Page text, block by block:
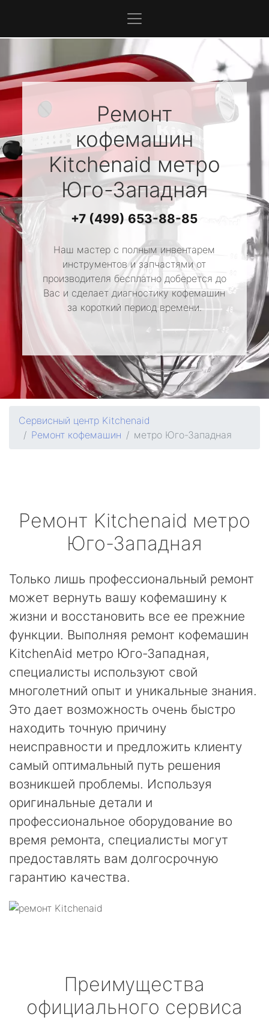
Ремонт
кофемашин
Kitchenaidметро
Юго-Западная
+7 (499) 653-88-85
Наш мастер с полным инвентарем
инструментов и запчастями от
производителя бесплатно доберется до
Вас и сделает диагностику кофемашин
за короткий период времени.
Сервисный центр Kitchenaid
Ремонт кофемашин
метро Юго-Западная
Ремонт Kitchenaid метро
Юго-Западная
Только лишь профессиональный ремонт
может вернуть вашу кофемашину к
жизни и восстановить все ее прежние
функции. Выполняя ремонт кофемашин
KitchenAid метро Юго-Западная,
специалисты используют свой
многолетний опыт и уникальные знания.
Это дает возможность очень быстро
находить точную причину
неисправности и предложить клиенту
самый оптимальный путь решения
возникшей проблемы. Используя
оригинальные детали и
профессиональное оборудование во
время ремонта, специалисты могут
предоставлять вам долгосрочную
гарантию качества.
Преимущества
официального сервиса